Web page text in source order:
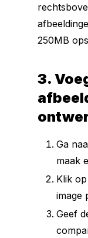
250MB
3.
Ga
maak
Klik
image
Geef